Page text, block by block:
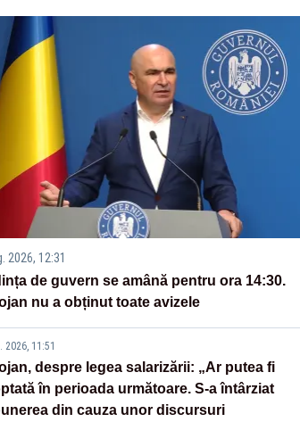
2026, 12:31
de guvern se amână pentru ora 14:30.
nu a obținut toate avizele
2026, 11:51
despre legea salarizării: „Ar putea fi
în perioada următoare. S-a întârziat
din cauza unor discursuri